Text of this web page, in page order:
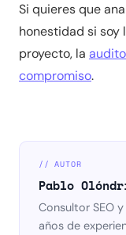
Si quieres que
honestidad si soy
proyecto, la
compromiso.
// AUTOR
Pablo
Consultor SEO
años de